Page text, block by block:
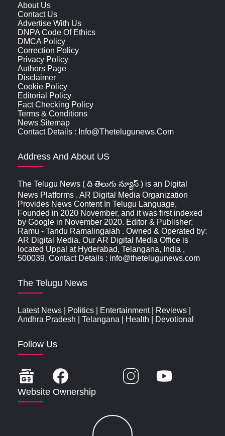
About Us
Contact Us
Advertise With Us
DNPA Code Of Ethics
DMCA Policy
Correction Policy
Privacy Policy
Authors Page
Disclaimer
Cookie Policy
Editorial Policy
Fact Checking Policy
Terms & Conditions
News Sitemap
Contact Details : Info@thetelugunews.com
Address And About US
The Telugu News ( ది తెలుగు న్యూస్‌ ) is an Digital
News Platforms . AR Digital Media Organization
Provides News Content In Telugu Language,
Founded in 2020 November, and it was first indexed
by Google in November 2020. Editor & Publisher:
Ramu - Tandu Ramalingaiah . Owned & Operated by:
AR Digital Media. Our AR Digital Media Office is
located Uppal at Hyderabad, Telangana, India ,
500039, Contact Details : info@thetelugunews.com
The Telugu News
Latest News Politics Entertainment| Reviews
Andhra Pradesh
Telangana Health Devotional
Follow Us
Website Ownership